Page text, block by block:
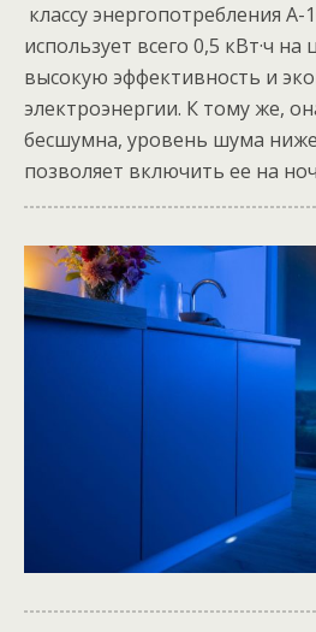
классу энергопотребления
использует всего 0,5 кВт·ч на
высокую эффективность и
электроэнергии. К тому же,
бесшумна, уровень шума
позволяет включить ее на